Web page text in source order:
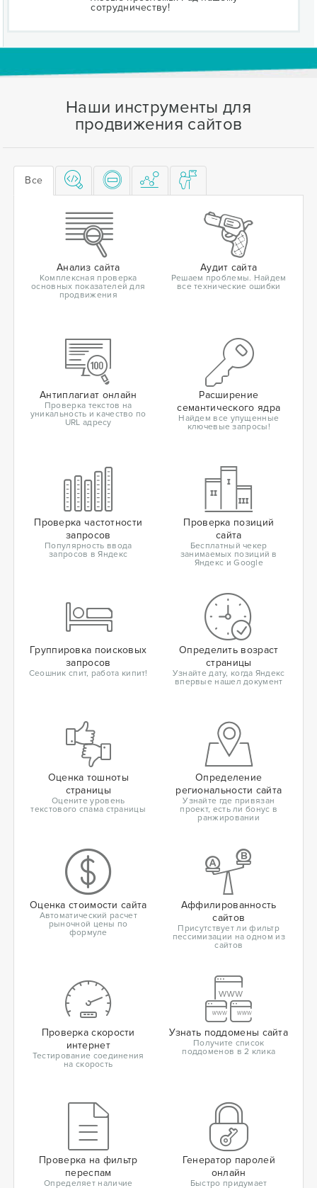
сотрудничеству!
Наши инструменты для
продвижения сайтов
Все
Анализ сайта
Комплексная проверка
основных показателей для
продвижения
Аудит сайта
Решаем проблемы. Найдем
все технические ошибки
Антиплагиат онлайн
Проверка текстов на
уникальность и качество по
URL адресу
Расширение
семантического ядра
Найдем все упущенные
ключевые запросы!
Проверка частотности
запросов
Популярность ввода
запросов в Яндекс
Проверка позиций
сайта
Бесплатный чекер
занимаемых позиций в
Яндекс и Google
Группировка поисковых
запросов
Сеошник спит, работа кипит!
Определить возраст
страницы
Узнайте дату, когда Яндекс
впервые нашел документ
Оценка тошноты
страницы
Оцените уровень
текстового спама страницы
Определение
региональности сайта
Узнайте где привязан
проект, есть ли бонус в
ранжировании
Оценка стоимости сайта
Автоматический расчет
рыночной цены по
формуле
Аффилированность
сайтов
Присутствует ли фильтр
пессимизации на одном из
сайтов
Проверка скорости
интернет
Тестирование соединения
на скорость
Узнать поддомены сайта
Получите список
поддоменов в 2 клика
Проверка на фильтр
переспам
Определяет наличие
Генератор паролей
онлайн
Быстро придумает